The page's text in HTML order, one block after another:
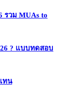
รวม MUAs to
? แบบทดสอบ
ทน